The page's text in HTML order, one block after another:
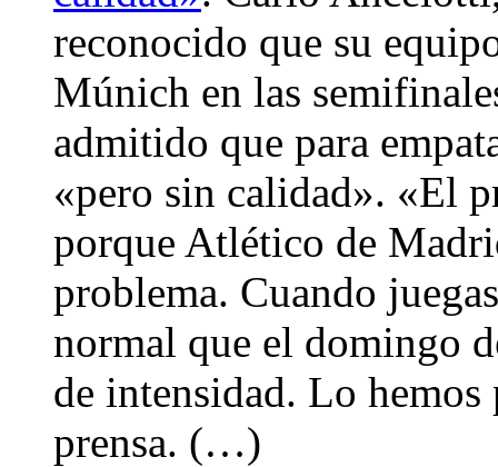
reconocido que su
Múnich en las
admitido que para
«pero sin calidad». «El
porque Atlético de
problema. Cuando
normal que el domingo
de intensidad. Lo hemos
prensa. (…)